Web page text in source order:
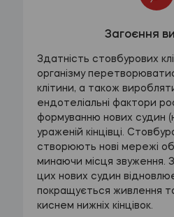
Загоєння
Здатність стовбурових
організму
клітини, а також виробляти
ендотеліальні фактори
формуванню нових судин
ураженій кінцівці.
створюють нові мережі
минаючи місця звуження.
цих нових судин
покращується живлення
киснем нижніх кінцівок.